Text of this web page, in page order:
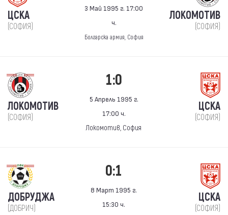
ЦСКА
(СОФИЯ)
3 Май 1995 г. 17:00
ч.
Болгарска армия, София
ЛОКОМОТИВ
(СОФИЯ)
ЛОКОМОТИВ
(СОФИЯ)
1:0
5 Апрель 1995 г.
17:00 ч.
Локомотив, София
ЦСКА
(СОФИЯ)
ДОБРУДЖА
(ДОБРИЧ)
0:1
8 Март 1995 г.
15:30 ч.
ЦСКА
(СОФИЯ)